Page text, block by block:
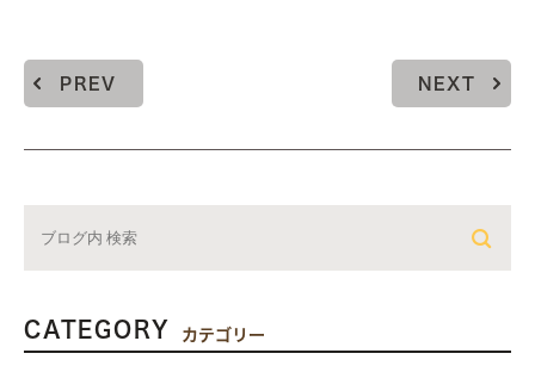
PREV NEXT
CATEGORY カテゴリー